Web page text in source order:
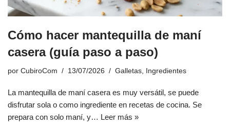
Cómo hacer mantequilla de maní
casera (guía paso a paso)
por CubiroCom 13/07/2026 Galletas Ingredientes
La mantequilla de maní casera es muy versátil, se puede
disfrutar sola o como ingrediente en recetas de cocina. Se
prepara con solo maní, y… Leer más »